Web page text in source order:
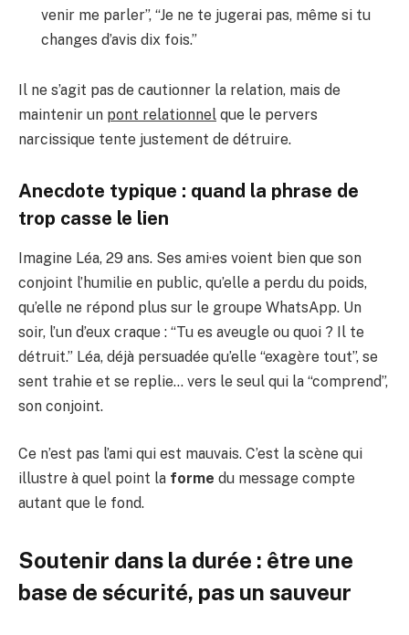
venir me parler”, “Je ne te jugerai pas, même si tu
changes d’avis dix fois.”
Il ne s’agit pas de cautionner la relation, mais de
maintenir un pont relationnel que le pervers
narcissique tente justement de détruire.
Anecdote typique : quand la phrase de
trop casse le lien
Imagine Léa, 29 ans. Ses ami·es voient bien que son
conjoint l’humilie en public, qu’elle a perdu du poids,
qu’elle ne répond plus sur le groupe WhatsApp. Un
soir, l’un d’eux craque : “Tu es aveugle ou quoi ? Il te
détruit.” Léa, déjà persuadée qu’elle “exagère tout”, se
sent trahie et se replie… vers le seul qui la “comprend”,
son conjoint.
Ce n’est pas l’ami qui est mauvais. C’est la scène qui
illustre à quel point la forme du message compte
autant que le fond.
Soutenir dans la durée : être une
base de sécurité, pas un sauveur